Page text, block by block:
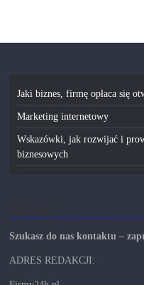
Jaki biznes, firmę opłaca się
Marketing internetowy
Wskazówki, jak rozwijać i
biznesowych
Szukasz do nas kontaktu –
ADRES REDAKCJI: